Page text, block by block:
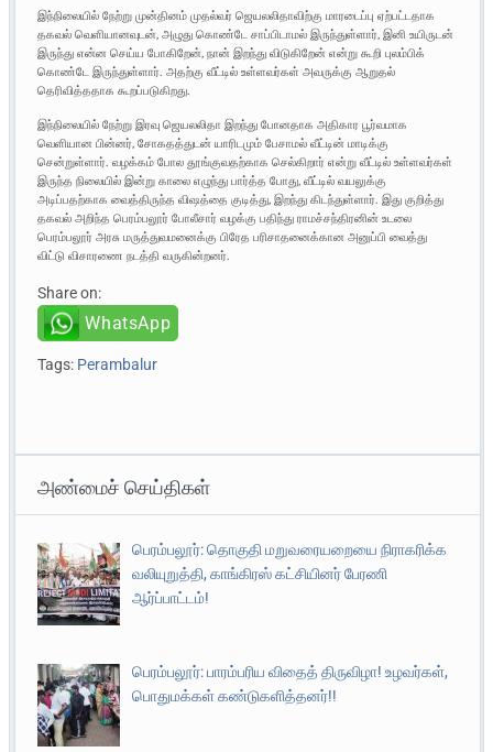
இந்நிலையில் நேற்று முன்தினம் முதல்வர் ஜெயலலிதாவிற்கு மாரடைப்பு ஏற்பட்டதாக
தகவல் வெளியானவுடன், அழுது கொண்டே சாப்பிடாமல் இருந்துள்ளார், இனி உயிருடன்
இருந்து என்ன செய்ய போகிறேன், நான் இறந்து விடுகிறேன் என்று கூறி புலம்பிக்
கொண்டே இருந்துள்ளார். அதற்கு வீட்டில் உள்ளவர்கள் அவருக்கு ஆறுதல்
தெரிவித்ததாக கூறப்படுகிறது.
இந்நிலையில் நேற்று இரவு ஜெயலலிதா இறந்து போனதாக அதிகார பூர்வமாக
வெளியான பின்னர், சோகதத்துடன் யாரிடமும் பேசாமல் வீட்டின் மாடிக்கு
சென்றுள்ளார். வழக்கம் போல தூங்குவதற்காக செல்கிறார் என்று வீட்டில் உள்ளவர்கள்
இருந்த நிலையில் இன்று காலை எழுந்து பார்த்த போது, வீட்டில் வயலுக்கு
அடிப்பதற்காக வைத்திருந்த விஷத்தை குடித்து, இறந்து கிடந்துள்ளார். இது குறித்து
தகவல் அறிந்த பெரம்பலூர் போலீசார் வழக்கு பதிந்து ராமச்சந்திரனின் உடலை
பெரம்பலூர் அரசு மருத்துவமனைக்கு பிரேத பரிசாதனைக்கான அனுப்பி வைத்து
விட்டு விசாரணை நடத்தி வருகின்றனர்.
Share on:
WhatsApp
Tags: Perambalur
அண்மைச் செய்திகள்
பெரம்பலூர்: தொகுதி மறுவரையறையை நிராகரிக்க
வலியுறுத்தி, காங்கிரஸ் கட்சியினர் பேரணி
ஆர்ப்பாட்டம்!
பெரம்பலூர்: பாரம்பரிய விதைத் திருவிழா! உழவர்கள்,
பொதுமக்கள் கண்டுகளித்தனர்!!